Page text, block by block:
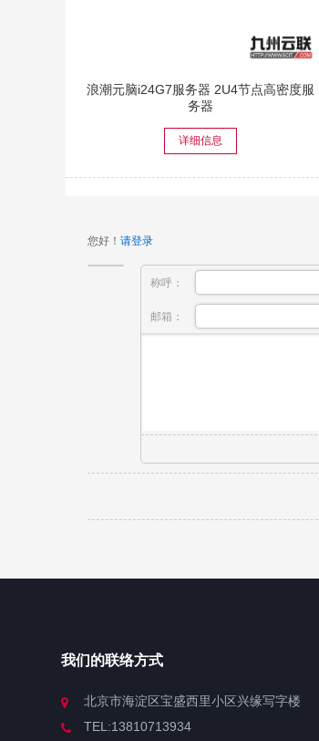
浪潮元脑i24G7服务器 2U4节点高密度服
务器
详细信息
您好！ 请登录
称呼：
邮箱：
我们的联络方式
北京市海淀区宝盛西里小区兴缘写字楼
TEL:13810713934